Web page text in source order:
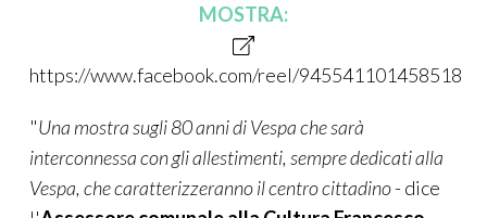
MOSTRA:
https://www.facebook.com/reel/945541101458518
"Una mostra sugli 80 anni di Vespa che sarà
interconnessa con gli allestimenti, sempre dedicati alla
Vespa, che caratterizzeranno il centro cittadino- dice